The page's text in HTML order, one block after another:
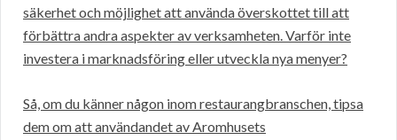
säkerhet och möjlighet att använda överskottet till att
förbättra andra aspekter av verksamheten. Varför inte
investera i marknadsföring eller utveckla nya menyer?
Så, om du känner någon inom restaurangbranschen, tipsa
dem om att användandet av Aromhusets